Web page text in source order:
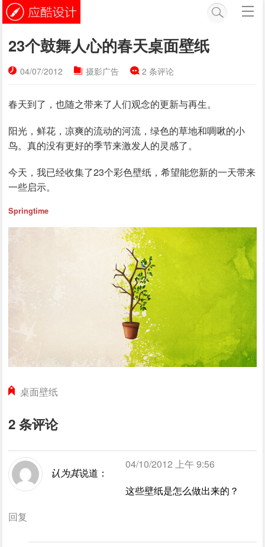
23个鼓舞人心的春天桌面壁纸
04/07/2012 摄影广告 2 条评论
春天到了，也随之带来了人们观念的更新与再生。
阳光，鲜花，凉爽的流动的河流，绿色的草地和啁啾的小
鸟。真的没有更好的季节来激发人的灵感了。
今天，我已经收集了23个彩色壁纸，希望能您新的一天带来
一些启示。
Springtime
桌面壁纸
2 条评论
认为其说道：
04/10/2012 上午 9:56
这些壁纸是怎么做出来的？
回复